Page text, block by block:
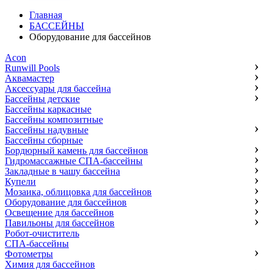
Главная
БАССЕЙНЫ
Оборудование для бассейнов
Acon
Runwill Pools
Аквамастер
Аксессуары для бассейна
Бассейны детские
Бассейны каркасные
Бассейны композитные
Бассейны надувные
Бассейны сборные
Бордюрный камень для бассейнов
Гидромассажные СПА-бассейны
Закладные в чашу бассейна
Купели
Мозаика, облицовка для бассейнов
Оборудование для бассейнов
Освещение для бассейнов
Павильоны для бассейнов
Робот-очиститель
СПА-бассейны
Фотометры
Химия для бассейнов